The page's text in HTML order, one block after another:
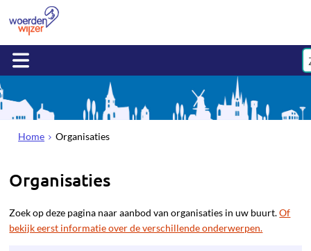
Home Organisaties
Organisaties
Zoek op deze pagina naar aanbod van organisaties in uw buurt.Of
bekijk eerst informatie over de verschillende onderwerpen.